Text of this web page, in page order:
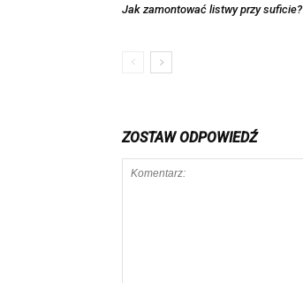
Jak zamontować listwy przy suficie?
ZOSTAW ODPOWIEDŹ